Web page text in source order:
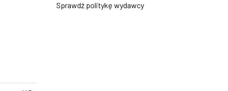
Sprawdź politykę wydawcy